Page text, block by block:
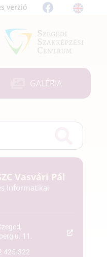
verzió
GALÉRIA
Vasvári Pál
Informatikai
u. 11.
425-322